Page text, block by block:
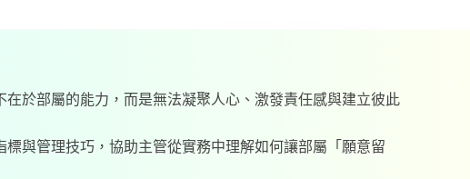
於部屬的能力，而是無法凝聚人心、激發責任感與建立彼此
與管理技巧，協助主管從實務中理解如何讓部屬「願意留